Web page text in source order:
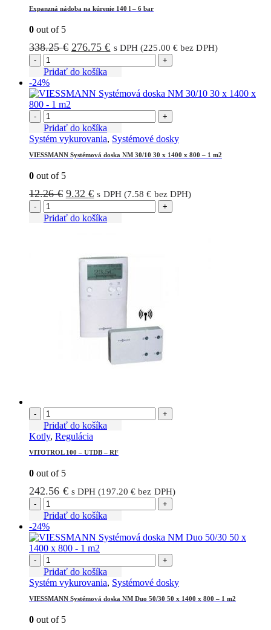
Expanzná nádoba na kúrenie 140 l – 6 bar
0 out of 5
338.25€ Pôvodná
bola:
276.75€Aktuálna
s DPH (225.00 € bez DPH)
- +
Pridať do košíka
-24%
- +
Pridať do košíka
Systém vykurovania, Systémové dosky
VIESSMANN Systémová doska NM 30/10 30 x 1400 x 800 – 1 m2
0 out of 5
12.26€ Pôvodná
bola:
9.32€Aktuálna
je:
s DPH (7.58€ bez DPH)
- +
Pridať do košíka
- +
Pridať do košíka
Kotly, Regulácia
VITOTROL 100 – UTDB – RF
0 out of 5
242.56 € s DPH (197.20€ bez DPH)
- +
Pridať do košíka
-24%
- +
Pridať do košíka
Systém vykurovania, Systémové dosky
VIESSMANN Systémová doska NM Duo 50/30 50 x 1400 x 800 – 1 m2
0 out of 5